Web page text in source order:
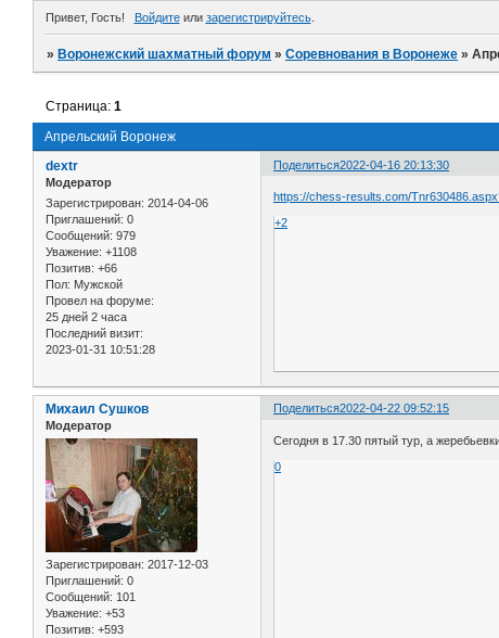
Привет, Гость! Войдитеили зарегистрируйтесь.
»Воронежский шахматный форум »Соревнования в Воронеже »
Апрельский Воронеж
Страница:1
Поделиться2022-04-16 20:13:30
dextr
Модератор
Зарегистрирован: 2014-04-06
Приглашений: 0
Сообщений: 979
Уважение: +1108
Позитив: +66
Пол: Мужской
Провел на форуме:
25 дней 2 часа
Последний визит:
2023-01-31 10:51:28
https://chess-results.com/
+2
Поделиться2022-04-22 09:52:15
Михаил Сушков
Модератор
Зарегистрирован: 2017-12-03
Приглашений: 0
Сообщений: 101
Уважение: +53
Позитив: +593
Сегодня в 17.30 пятый тур, а
0